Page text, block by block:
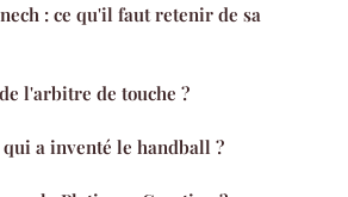
: ce qu'il faut retenir de sa
l'arbitre de touche ?
a inventé le handball ?